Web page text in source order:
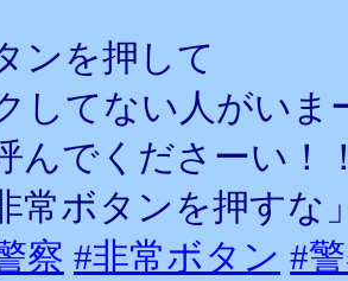
ンを押して
してない人がいま
んでくださーい！
常ボタンを押すな
察 #非常ボタン #